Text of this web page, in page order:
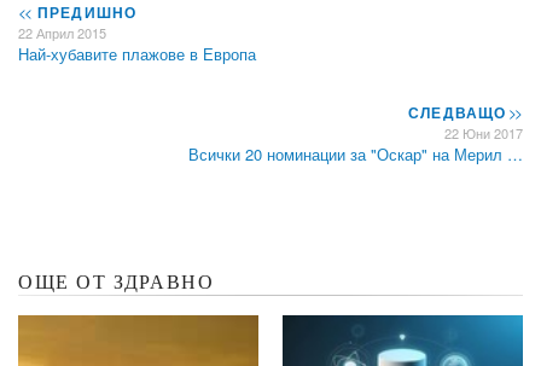
<< ПРЕДИШНО
22 Април 2015
Най-хубавите плажове в Европа
СЛЕДВАЩО>>
22 Юни 2017
Всички 20 номинации за "Оскар" на Мерил …
ОЩЕ ОТ ЗДРАВНО